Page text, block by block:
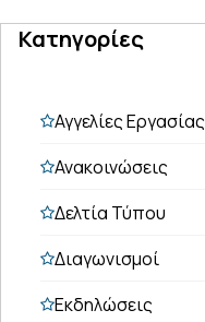
Κατηγορίες
Αγγελίες Εργασίας
Ανακοινώσεις
Δελτία Τύπου
Διαγωνισμοί
Εκδηλώσεις